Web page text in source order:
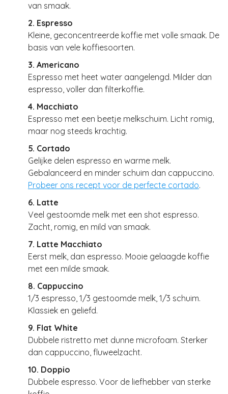
van smaak.
2. Espresso
Kleine, geconcentreerde koffie met volle smaak. De
basis van vele koffiesoorten.
3. Americano
Espresso met heet water aangelengd. Milder dan
espresso, voller dan filterkoffie.
4. Macchiato
Espresso met een beetje melkschuim. Licht romig,
maar nog steeds krachtig.
5. Cortado
Gelijke delen espresso en warme melk.
Gebalanceerd en minder schuim dan cappuccino.
Probeer ons recept voor de perfecte cortado.
6. Latte
Veel gestoomde melk met een shot espresso.
Zacht, romig, en mild van smaak.
7. Latte Macchiato
Eerst melk, dan espresso. Mooie gelaagde koffie
met een milde smaak.
8. Cappuccino
1/3 espresso, 1/3 gestoomde melk, 1/3 schuim.
Klassiek en geliefd.
9. Flat White
Dubbele ristretto met dunne microfoam. Sterker
dan cappuccino, fluweelzacht.
10. Doppio
Dubbele espresso. Voor de liefhebber van sterke